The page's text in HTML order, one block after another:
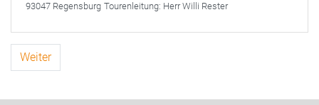
93047 Regensburg Tourenleitung: Herr Willi Rester
Weiter